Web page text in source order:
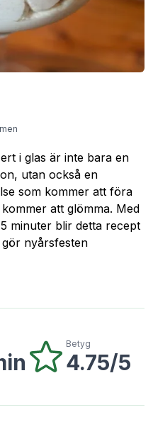
i glas är inte bara en
utan också en
som kommer att föra
att glömma. Med
minuter blir detta recept
nyårsfesten
Betyg
4.75/5